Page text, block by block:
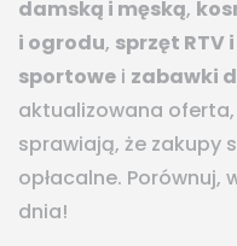
damską i męską,
i ogrodu, sprzęt RTV i
sportowe i zabawki
aktualizowana
sprawiają, że zakupy
opłacalne. Porównuj,
dnia!